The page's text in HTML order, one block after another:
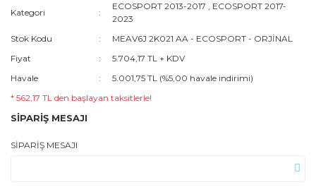
Kategori
ECOSPORT 2013-2017 , ECOSPORT 2017-
2023
Stok Kodu
MEAV6J 2K021 AA - ECOSPORT - ORJİNAL
Fiyat
5.704,17 TL + KDV
Havale
5.001,75 TL (%5,00 havale indirimi)
* 562,17 TL den başlayan taksitlerle!
SİPARİŞ MESAJI
SİPARİŞ MESAJI